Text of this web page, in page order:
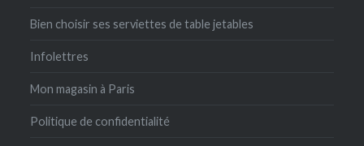
Bien choisir ses serviettes de table jetables
Infolettres
Mon magasin à Paris
Politique de confidentialité